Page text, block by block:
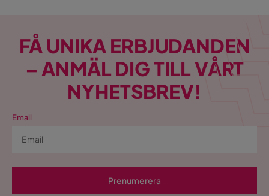
FÅ UNIKA ERBJUDANDEN
– ANMÄL DIG TILL VÅRT
NYHETSBREV!
Email
Prenumerera